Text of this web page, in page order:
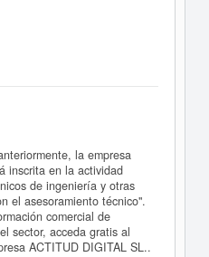
la empresa
inscrita en la actividad
de ingeniería y otras
el asesoramiento técnico".
comercial de
sector, acceda gratis al
ACTITUD DIGITAL SL..